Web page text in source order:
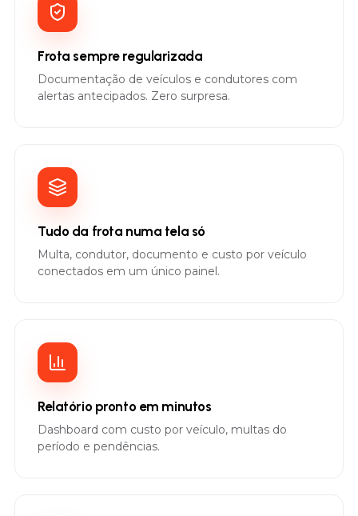
Frota sempre regularizada
Documentação de veículos e condutores com
alertas antecipados. Zero surpresa.
Tudo da frota numa tela só
Multa, condutor, documento e custo por veículo
conectados em um único painel.
Relatório pronto em minutos
Dashboard com custo por veículo, multas do
período e pendências.